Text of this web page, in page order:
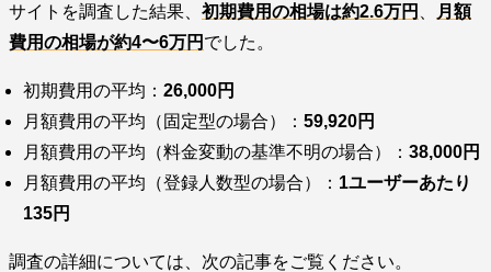
サイトを調査した結果、 初期費用の相場は約2.6万円
月額
費用の相場が約4〜6万円 でした。
初期費用の平均： 26,000円
月額費用の平均（固定型の場合）： 59,920円
月額費用の平均（料金変動の基準不明の場合）： 38,000円
月額費用の平均（登録人数型の場合）： 1ユーザーあたり
135円
調査の詳細については、次の記事をご覧ください。